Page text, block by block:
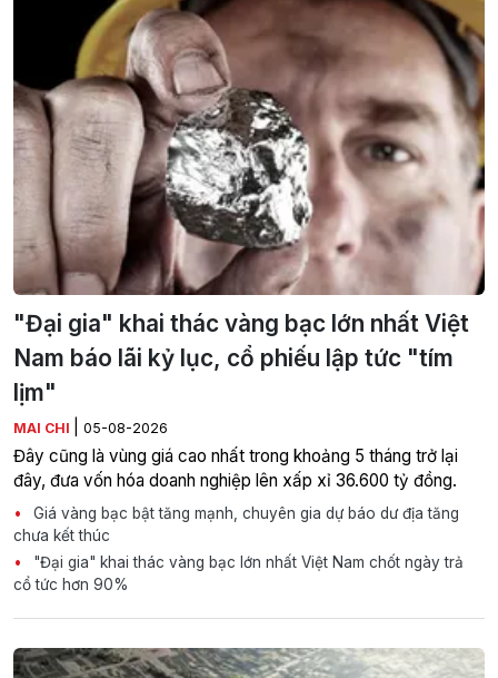
"Đại gia" khai thác vàng bạc lớn nhất Việt
Nam báo lãi kỷ lục, cổ phiếu lập tức "tím
lịm"
MAI CHI 05-08-2026
Đây cũng là vùng giá cao nhất trong khoảng 5 tháng trở lại
đây, đưa vốn hóa doanh nghiệp lên xấp xỉ 36.600 tỷ đồng.
Giá vàng bạc bật tăng mạnh, chuyên gia dự báo dư địa tăng
chưa kết thúc
"Đại gia" khai thác vàng bạc lớn nhất Việt Nam chốt ngày trả
cổ tức hơn 90%